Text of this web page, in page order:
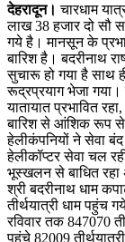
देहरादून। चारधाम
लाख 38 हजार दो सौ
गये है। मानसून के
बारिश है। बदरीनाथ
सुचारू हो गया है साथ
रूद्रप्रयाग भेजा
यातायात प्रभावित
बारिश से आंशिक रूप से
हेलीकंपनियों ने सेवा
हेलीकॉप्टर सेवा चल
भूस्खलन से बाधित रहा
श्री बदरीनाथ धाम
तीर्थयात्री धाम पहुंच
रविवार तक 847070
पहुंचे 82009